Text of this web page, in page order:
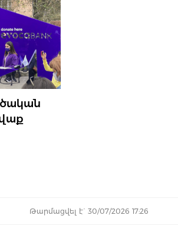
Թարմացվել է` 30/07/2026 17:26